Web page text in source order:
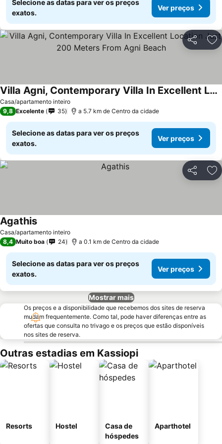
Selecione as datas para ver os preços
exatos.
Ver preços
Partilhar
Casa/apartamento inteiro
Villa Agni, Contemporary Villa In Excellent Location Just 200 Meters From Agni Beach
9,8 Excelente 35 a 5.7 km de Centro da cidade
Selecione as datas para ver os preços
exatos.
Ver preços
Partilhar
Casa/apartamento inteiro
Agathis
8,4 Muito boa 24 a 0.1 km de Centro da cidade
Selecione as datas para ver os preços
exatos.
Ver preços
Mostrar mais
Os preços e a disponibilidade que recebemos dos sites de reserva
mudam frequentemente. Como tal, pode haver diferenças entre as
ofertas que consulta no trivago e os preços que estão disponíveis
nos sites de reserva.
Outras estadias em Kassiopi
Resorts Hostel
Casa de
hóspedes
Aparthotel